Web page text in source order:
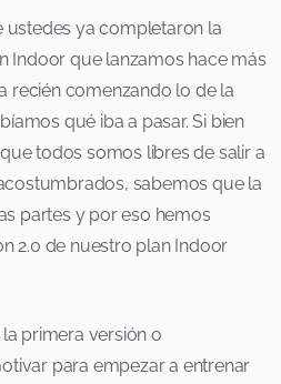
ya completaron la
Indoor que lanzamos hace más
recién comenzando lo de la
qué iba a pasar. Si bien
todos somos libres de salir a
sabemos que la
partes y por eso hemos
2.0 de nuestro plan Indoor
primera versión o
para empezar a entrenar